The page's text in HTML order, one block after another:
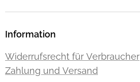
Information
Widerrufsrecht für Verbraucher
Zahlung und Versand